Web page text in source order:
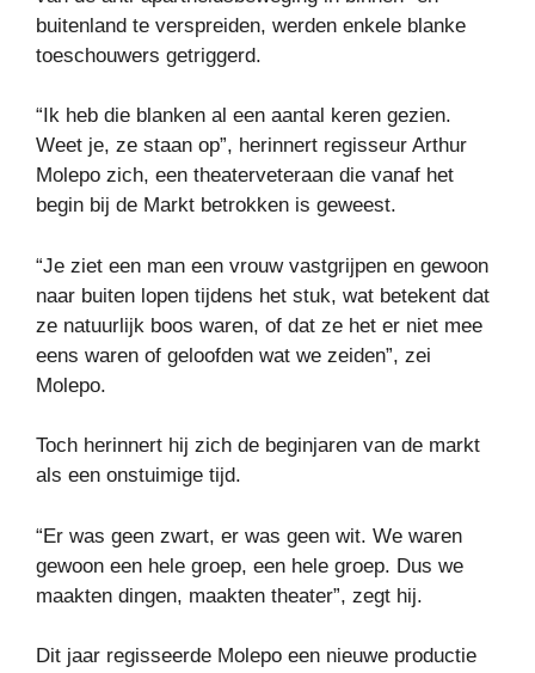
buitenland te verspreiden, werden enkele blanke
toeschouwers getriggerd.
“Ik heb die blanken al een aantal keren gezien.
Weet je, ze staan ​​op”, herinnert regisseur Arthur
Molepo zich, een theaterveteraan die vanaf het
begin bij de Markt betrokken is geweest.
“Je ziet een man een vrouw vastgrijpen en gewoon
naar buiten lopen tijdens het stuk, wat betekent dat
ze natuurlijk boos waren, of dat ze het er niet mee
eens waren of geloofden wat we zeiden”, zei
Molepo.
Toch herinnert hij zich de beginjaren van de markt
als een onstuimige tijd.
“Er was geen zwart, er was geen wit. We waren
gewoon een hele groep, een hele groep. Dus we
maakten dingen, maakten theater”, zegt hij.
Dit jaar regisseerde Molepo een nieuwe productie